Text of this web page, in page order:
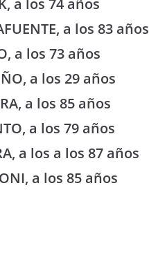
a los 83 años
a los 73 años
a los 29 años
a los 85 años
a los 79 años
a los a los 87 años
a los 85 años